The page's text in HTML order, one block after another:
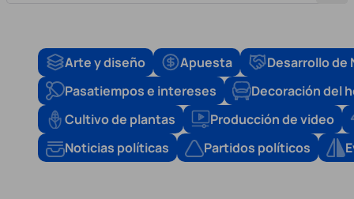
Arte y diseño Apuesta
Desarrollo de
Pasatiempos e intereses
Decoración del
Cultivo de plantas
Producción de video
Noticias políticas
Partidos políticos